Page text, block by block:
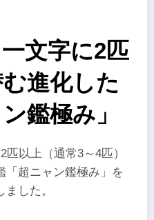
文字に2匹
進化した
鑑極み」
以上（通常3～4匹）
「超ニャン鑑極み」を
ました。